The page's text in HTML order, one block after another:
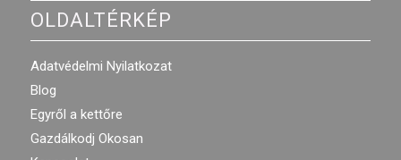
OLDALTÉRKÉP
Adatvédelmi Nyilatkozat
Blog
Egyről a kettőre
Gazdálkodj Okosan